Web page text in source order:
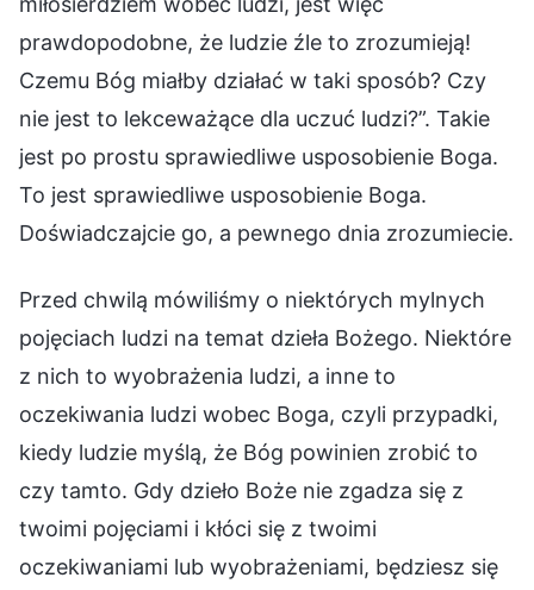
prawdopodobne, że ludzie źle to zrozumieją!
Czemu Bóg miałby działać w taki sposób? Czy
nie jest to lekceważące dla uczuć ludzi?”. Takie
jest po prostu sprawiedliwe usposobienie Boga.
To jest sprawiedliwe usposobienie Boga.
Doświadczajcie go, a pewnego dnia zrozumiecie.
Przed chwilą mówiliśmy o niektórych mylnych
pojęciach ludzi na temat dzieła Bożego. Niektóre
z nich to wyobrażenia ludzi, a inne to
oczekiwania ludzi wobec Boga, czyli przypadki,
kiedy ludzie myślą, że Bóg powinien zrobić to
czy tamto. Gdy dzieło Boże nie zgadza się z
twoimi pojęciami i kłóci się z twoimi
oczekiwaniami lub wyobrażeniami, będziesz się